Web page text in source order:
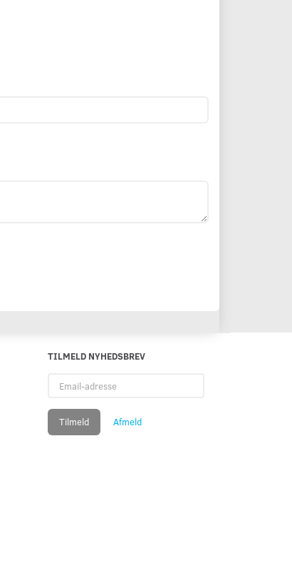
TILMELD NYHEDSBREV
adresse
Tilmeld Afmeld